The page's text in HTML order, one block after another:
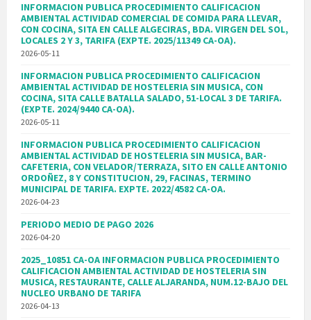
INFORMACION PUBLICA PROCEDIMIENTO CALIFICACION
AMBIENTAL ACTIVIDAD COMERCIAL DE COMIDA PARA LLEVAR,
CON COCINA, SITA EN CALLE ALGECIRAS, BDA. VIRGEN DEL SOL,
LOCALES 2 Y 3, TARIFA (EXPTE. 2025/11349 CA-OA).
2026-05-11
INFORMACION PUBLICA PROCEDIMIENTO CALIFICACION
AMBIENTAL ACTIVIDAD DE HOSTELERIA SIN MUSICA, CON
COCINA, SITA CALLE BATALLA SALADO, 51-LOCAL 3 DE TARIFA.
(EXPTE. 2024/9440 CA-OA).
2026-05-11
INFORMACION PUBLICA PROCEDIMIENTO CALIFICACION
AMBIENTAL ACTIVIDAD DE HOSTELERIA SIN MUSICA, BAR-
CAFETERIA, CON VELADOR/TERRAZA, SITO EN CALLE ANTONIO
ORDOÑEZ, 8 Y CONSTITUCION, 29, FACINAS, TERMINO
MUNICIPAL DE TARIFA. EXPTE. 2022/4582 CA-OA.
2026-04-23
PERIODO MEDIO DE PAGO 2026
2026-04-20
2025_10851 CA-OA INFORMACION PUBLICA PROCEDIMIENTO
CALIFICACION AMBIENTAL ACTIVIDAD DE HOSTELERIA SIN
MUSICA, RESTAURANTE, CALLE ALJARANDA, NUM.12-BAJO DEL
NUCLEO URBANO DE TARIFA
2026-04-13